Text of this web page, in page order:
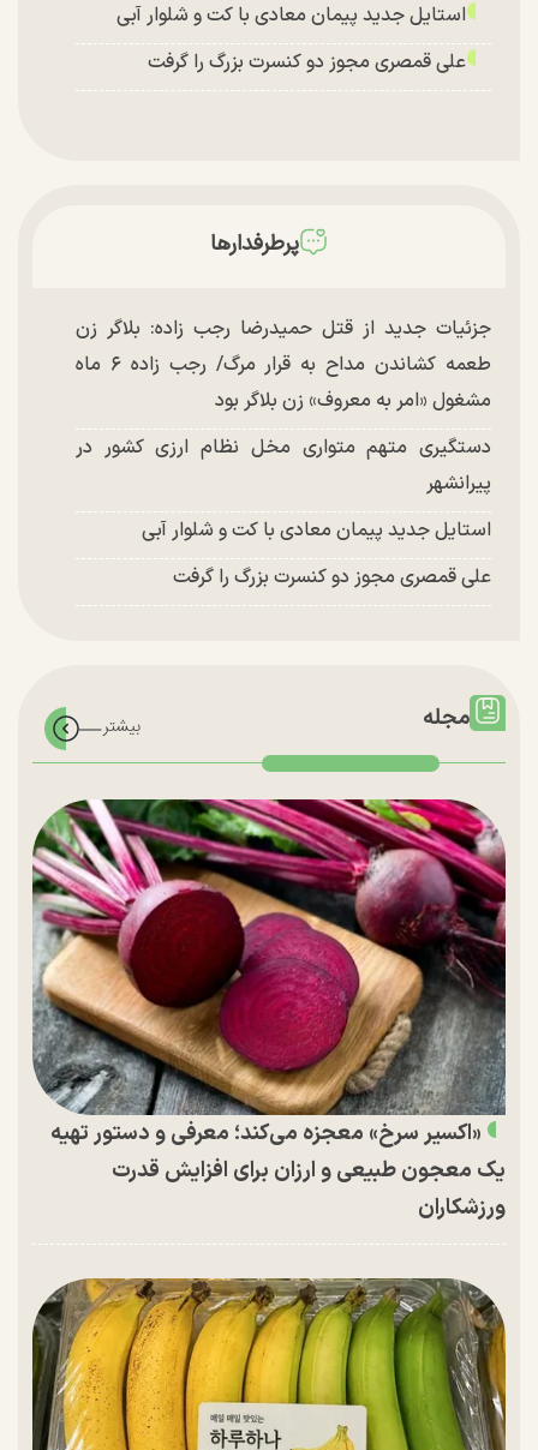
استایل جدید پیمان معادی با کت و شلوار آبی
علی قمصری مجوز دو کنسرت بزرگ را گرفت
پرطرفدارها
جزئیات جدید از قتل حمیدرضا رجب زاده: بلاگر زن
طعمه کشاندن مداح به قرار مرگ/ رجب زاده ۶ ماه
مشغول «امر به معروف» زن بلاگر بود
دستگیری متهم متواری مخل نظام ارزی کشور در
پیرانشهر
استایل جدید پیمان معادی با کت و شلوار آبی
علی قمصری مجوز دو کنسرت بزرگ را گرفت
مجله
«اکسیر سرخ» معجزه می‌کند؛ معرفی و دستور تهیه
یک معجون طبیعی و ارزان برای افزایش قدرت
ورزشکاران